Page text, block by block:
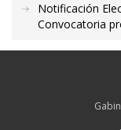
Notificación
Convocatoria